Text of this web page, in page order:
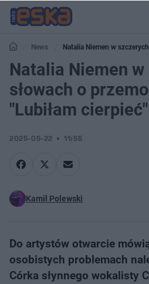
News
Natalia Niemen w
"Lubiłam cierpieć"
Natalia Niemen
słowach o
"Lubiłam cierpieć"
2025-05-22 11:55
Kamil Polewski
Do artystów otwarcie
osobistych problemach
Córka słynnego wokalisty